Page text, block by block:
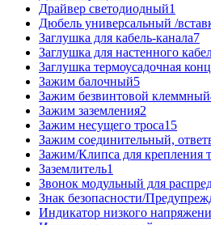
Драйвер светодиодный1
Дюбель универсальный /
Заглушка для кабель-канала7
Заглушка для настенного
Заглушка термоусадочная
Зажим балочный5
Зажим безвинтовой клеммный
Зажим заземления2
Зажим несущего троса15
Зажим соединительный,
Зажим/Клипса для крепления
Заземлитель1
Звонок модульный для
Знак безопасности/
Индикатор низкого